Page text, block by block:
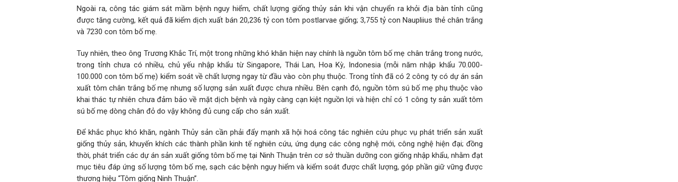
Ngoài ra, công tác giám sát mầm bệnh nguy hiểm, chất lượng giống thủy sản khi vận chuyển ra khỏi địa bàn tỉnh cũng
được tăng cường, kết quả đã kiểm dịch xuất bán 20,236 tỷ con tôm postlarvae giống; 3,755 tỷ con Naupliius thẻ chân trắng
và 7230 con tôm bố mẹ.
Tuy nhiên, theo ông Trương Khắc Trí, một trong những khó khăn hiện nay chính là nguồn tôm bố mẹ chân trắng trong nước,
trong tỉnh chưa có nhiều, chủ yếu nhập khẩu từ Singapore, Thái Lan, Hoa Kỳ, Indonesia (mỗi năm nhập khẩu 70.000-
100.000 con tôm bố mẹ) kiểm soát về chất lượng ngay từ đầu vào còn phụ thuộc. Trong tỉnh đã có 2 công ty có dự án sản
xuất tôm chân trắng bố mẹ nhưng số lượng sản xuất được chưa nhiều. Bên cạnh đó, nguồn tôm sú bố mẹ phụ thuộc vào
khai thác tự nhiên chưa đảm bảo về mặt dịch bệnh và ngày càng cạn kiệt nguồn lợi và hiện chỉ có 1 công ty sản xuất tôm
sú bố mẹ dòng chân đỏ do vậy không đủ cung cấp cho sản xuất.
Để khắc phục khó khăn, ngành Thủy sản cần phải đẩy mạnh xã hội hoá công tác nghiên cứu phục vụ phát triển sản xuất
giống thủy sản, khuyến khích các thành phần kinh tế nghiên cứu, ứng dụng các công nghệ mới, công nghệ hiện đại; đồng
thời, phát triển các dự án sản xuất giống tôm bố mẹ tại Ninh Thuận trên cơ sở thuần dưỡng con giống nhập khẩu, nhằm đạt
mục tiêu đáp ứng số lượng tôm bố mẹ, sạch các bệnh nguy hiểm và kiểm soát được chất lượng, góp phần giữ vững được
thương hiệu “Tôm giống Ninh Thuận”.